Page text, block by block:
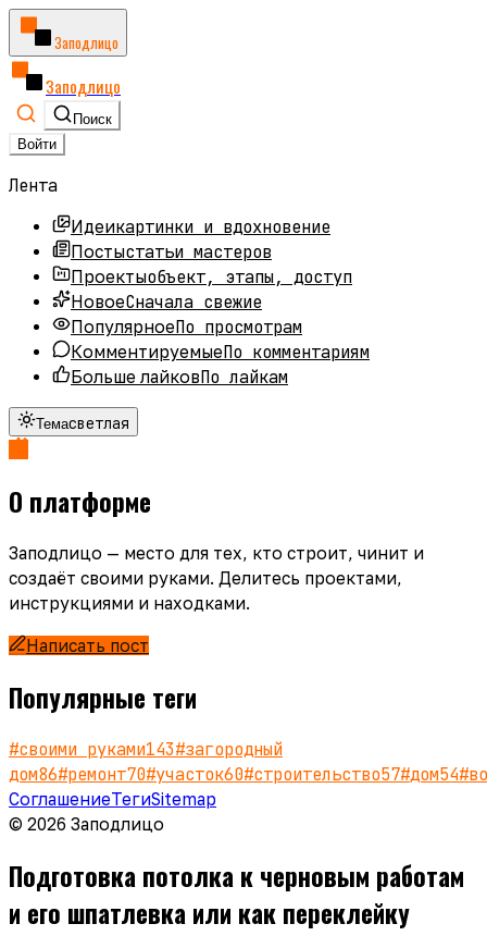
Заподлицо
Заподлицо
Поиск
Войти
Лента
Идеикартинки и вдохновение
Постыстатьи мастеров
Проектыобъект, этапы, доступ
НовоеСначала свежие
ПопулярноеПо просмотрам
КомментируемыеПо комментариям
Больше лайковПо лайкам
Темасветлая
О платформе
Заподлицо — место для тех, кто строит, чинит и
создаёт своими руками. Делитесь проектами,
инструкциями и находками.
Написать пост
Популярные теги
#своими руками143#загородный
дом86#ремонт70#участок60#строительство57#дом54#
СоглашениеТегиSitemap
© 2026 Заподлицо
Подготовка потолка к черновым работам
и его шпатлевка или как переклейку